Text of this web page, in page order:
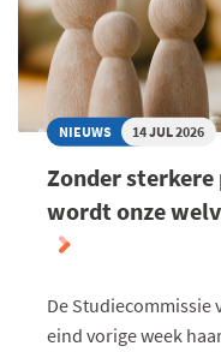
NIEUWS 14 JUL 2026
Zonder
wordt onze
De Studiecommissie
eind vorige week